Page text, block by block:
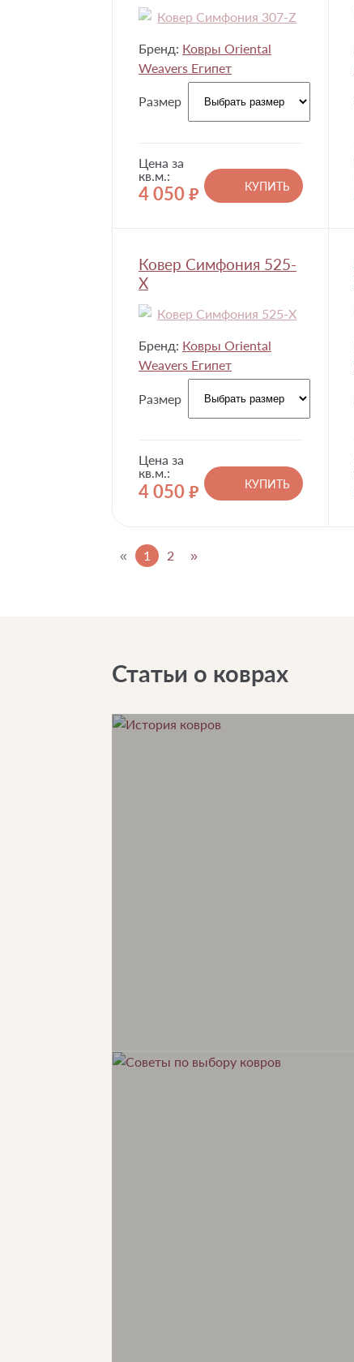
Бренд: Ковры Oriental
Weavers Египет
Размер
Цена за
кв.м.:
4 050 руб.
КУПИТЬ
Ковер Симфония 525-
X
Бренд: Ковры Oriental
Weavers Египет
Размер
Цена за
кв.м.:
4 050 руб.
КУПИТЬ
« 1 2 »
Статьи о коврах